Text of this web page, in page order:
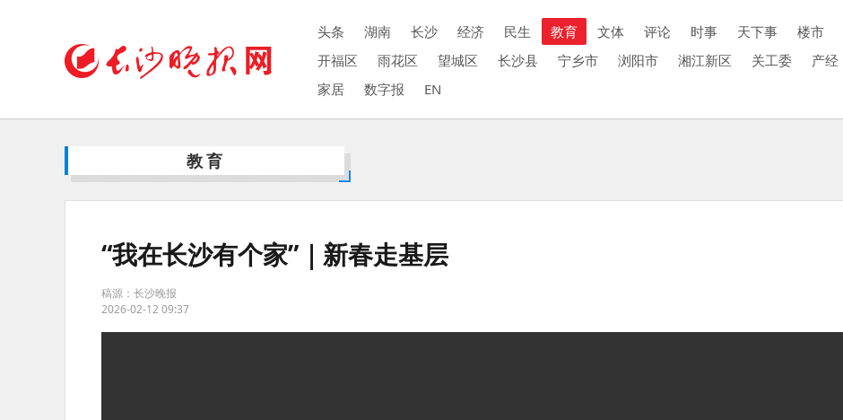
头条 湖南 长沙 经济 民生 教育 文体 评论 时事 天下事 楼市
开福区
雨花区 望城区 长沙县 宁乡市 浏阳市 湘江新区 关工委 产经
家居
数字报 EN
教育
“我在长沙有个家”｜新春走基层
稿源：长沙晚报
2026-02-12 09:37